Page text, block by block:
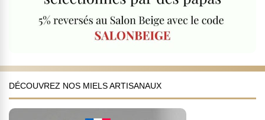
DÉCOUVREZ NOS MIELS ARTISANAUX